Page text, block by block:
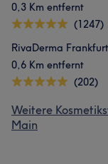
0,3 Km entfernt
(1247)
RivaDerma Frankfurt
0,6 Km entfernt
(202)
Weitere
Main